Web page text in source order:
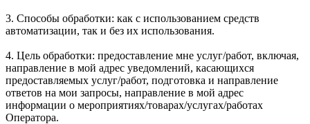
3. Способы обработки: как с использованием средств
автоматизации, так и без их использования.
4. Цель обработки: предоставление мне услуг/работ, включая,
направление в мой адрес уведомлений, касающихся
предоставляемых услуг/работ, подготовка и направление
ответов на мои запросы, направление в мой адрес
информации о мероприятиях/товарах/услугах/работах
Оператора.